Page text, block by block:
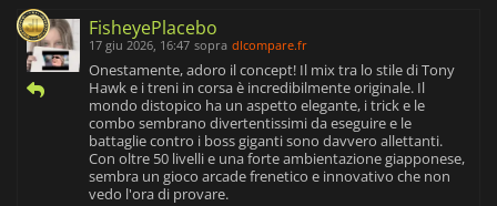
FisheyePlacebo
17 giu 2026, 16:47 sopra dlcompare.fr
Onestamente, adoro il concept! Il mix tra lo stile di Tony
Hawk e i treni in corsa è incredibilmente originale. Il
mondo distopico ha un aspetto elegante, i trick e le
combo sembrano divertentissimi da eseguire e le
battaglie contro i boss giganti sono davvero allettanti.
Con oltre 50 livelli e una forte ambientazione giapponese,
sembra un gioco arcade frenetico e innovativo che non
vedo l'ora di provare.